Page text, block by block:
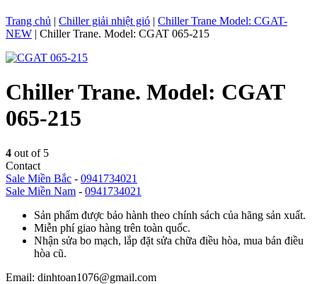
Trang chủ | Chiller giải nhiệt gió | Chiller Trane Model: CGAT-
NEW | Chiller Trane. Model: CGAT 065-215
Chiller Trane. Model: CGAT
065-215
4 out of 5
Contact
Sale Miền Bắc - 0941734021
Sale Miền Nam - 0941734021
Sản phẩm được bảo hành theo chính sách của hãng sản xuất.
Miễn phí giao hàng trên toàn quốc.
Nhận sửa bo mạch, lắp đặt sửa chữa điều hòa, mua bán điều
hòa cũ.
Email: dinhtoan1076@gmail.com